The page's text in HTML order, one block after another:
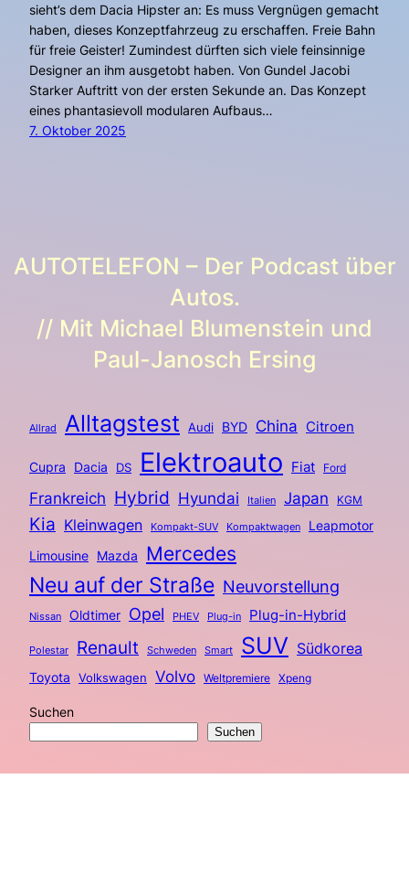
sieht’s dem Dacia Hipster an: Es muss Vergnügen gemacht
haben, dieses Konzeptfahrzeug zu erschaffen. Freie Bahn
für freie Geister! Zumindest dürften sich viele feinsinnige
Designer an ihm ausgetobt haben. Von Gundel Jacobi
Starker Auftritt von der ersten Sekunde an. Das Konzept
eines phantasievoll modularen Aufbaus…
7. Oktober 2025
AUTOTELEFON – Der Podcast über
Autos.
// Mit Michael Blumenstein und
Paul-Janosch Ersing
Allrad Alltagstest Audi BYD China Citroen
Cupra Dacia DS Elektroauto Fiat Ford
Frankreich Hybrid Hyundai Italien Japan KGM
Kia Kleinwagen Kompakt-SUV Kompaktwagen Leapmotor
Limousine Mazda Mercedes
Neu auf der Straße Neuvorstellung
Nissan Oldtimer Opel PHEV Plug-in Plug-in-Hybrid
Polestar Renault Schweden Smart SUV Südkorea
Toyota Volkswagen Volvo Weltpremiere Xpeng
Suchen
Suchen